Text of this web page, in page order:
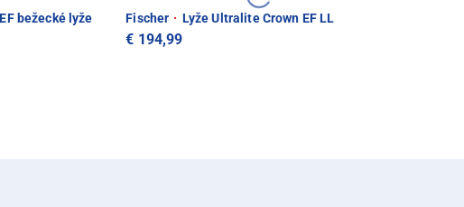
bežecké lyže
Fischer · Lyže Ultralite Crown EF LL
€ 194,99